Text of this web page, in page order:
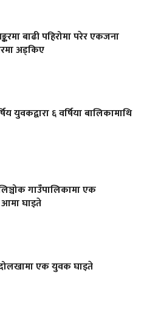
बाढी पहिरोमा परेर एकजना
अड्किए
युवकद्वारा ६ वर्षिया बालिकामाथि
गाउँपालिकामा एक
घाइते
दोलखामा एक युवक घाइते